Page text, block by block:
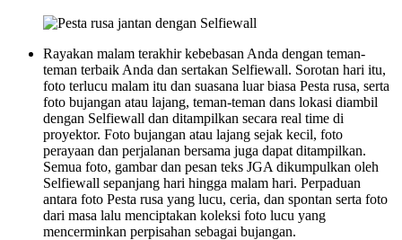
Rayakan malam terakhir kebebasan Anda dengan teman-
teman terbaik Anda dan sertakan Selfiewall. Sorotan hari itu,
foto terlucu malam itu dan suasana luar biasa Pesta rusa, serta
foto bujangan atau lajang, teman-teman dans lokasi diambil
dengan Selfiewall dan ditampilkan secara real time di
proyektor. Foto bujangan atau lajang sejak kecil, foto
perayaan dan perjalanan bersama juga dapat ditampilkan.
Semua foto, gambar dan pesan teks JGA dikumpulkan oleh
Selfiewall sepanjang hari hingga malam hari. Perpaduan
antara foto Pesta rusa yang lucu, ceria, dan spontan serta foto
dari masa lalu menciptakan koleksi foto lucu yang
mencerminkan perpisahan sebagai bujangan.